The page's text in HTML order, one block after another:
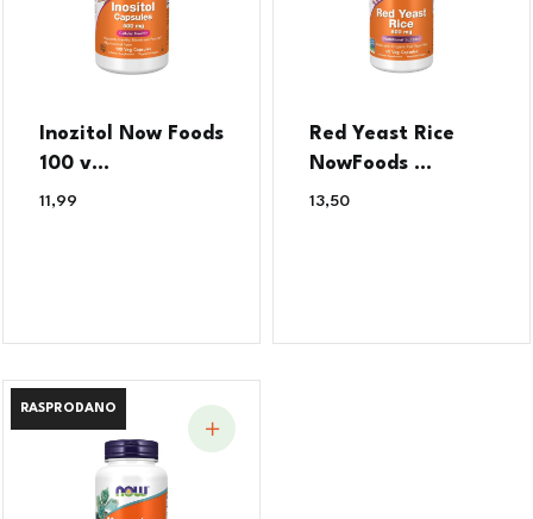
Inozitol Now Foods
100 v...
11,99
Red Yeast Rice
NowFoods ...
13,50
RASPRODANO
RASPRODANO